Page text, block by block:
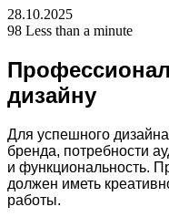
28.10.2025
98 Less than a minute
дизайну
Для успешного
бренда, потребности
и функциональность.
должен иметь
работы.